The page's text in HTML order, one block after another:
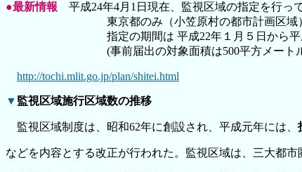
●最新情報 平成24年4月1日現在、監視区域の指定を行っ
東京都のみ（小笠原村の都市計画区域）で
指定の期間は 平成22年１月５日から平成27
(事前届出の対象面積は500平方メートル
http://tochi.mlit.go.jp/plan/shitei.html
▼ 監視区域施行区域数の推移
監視区域制度は、昭和62年に創設され、平成元年には、
などを内容とする改正が行われた。監視区域は、三大都市